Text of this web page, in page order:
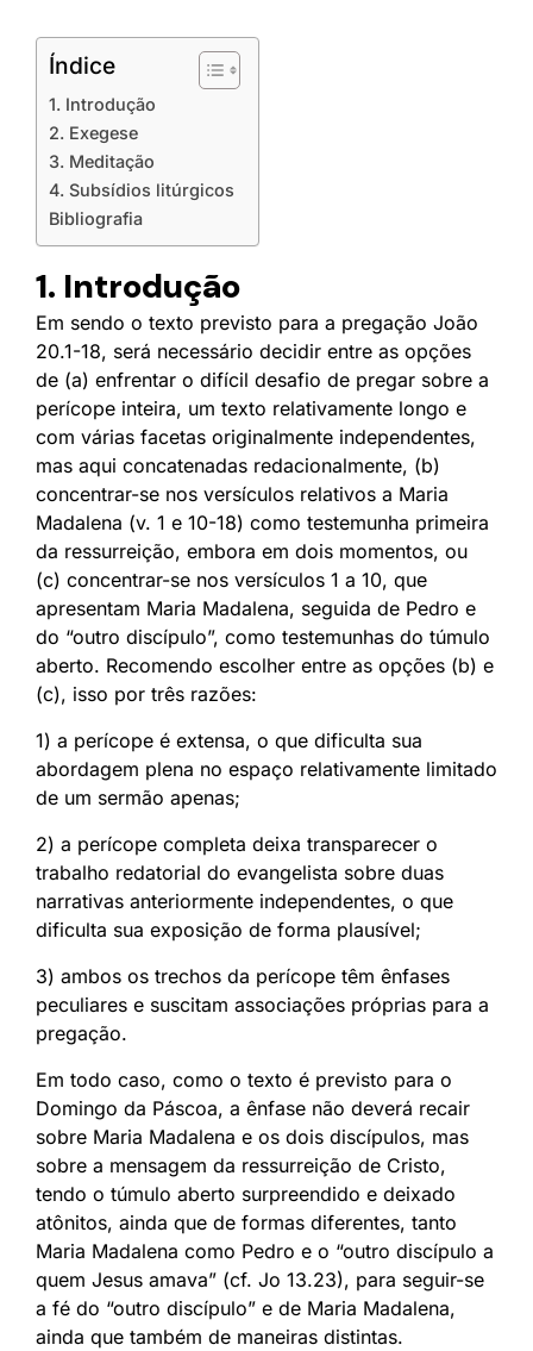
Índice
1. Introdução
2. Exegese
3. Meditação
4. Subsídios litúrgicos
Bibliografia
1. Introdução
Em sendo o texto previsto para a pregação João
20.1-18, será necessário decidir entre as opções
de (a) enfrentar o difícil desafio de pregar sobre a
perícope inteira, um texto relativamente longo e
com várias facetas originalmente independentes,
mas aqui concatenadas redacionalmente, (b)
concentrar-se nos versículos relativos a Maria
Madalena (v. 1 e 10-18) como testemunha primeira
da ressurreição, embora em dois momentos, ou
(c) concentrar-se nos versículos 1 a 10, que
apresentam Maria Madalena, seguida de Pedro e
do “outro discípulo”, como testemunhas do túmulo
aberto. Recomendo escolher entre as opções (b) e
(c), isso por três razões:
1) a perícope é extensa, o que dificulta sua
abordagem plena no espaço relativamente limitado
de um sermão apenas;
2) a perícope completa deixa transparecer o
trabalho redatorial do evangelista sobre duas
narrativas anteriormente independentes, o que
dificulta sua exposição de forma plausível;
3) ambos os trechos da perícope têm ênfases
peculiares e suscitam associações próprias para a
pregação.
Em todo caso, como o texto é previsto para o
Domingo da Páscoa, a ênfase não deverá recair
sobre Maria Madalena e os dois discípulos, mas
sobre a mensagem da ressurreição de Cristo,
tendo o túmulo aberto surpreendido e deixado
atônitos, ainda que de formas diferentes, tanto
Maria Madalena como Pedro e o “outro discípulo a
quem Jesus amava” (cf. Jo 13.23), para seguir-se
a fé do “outro discípulo” e de Maria Madalena,
ainda que também de maneiras distintas.